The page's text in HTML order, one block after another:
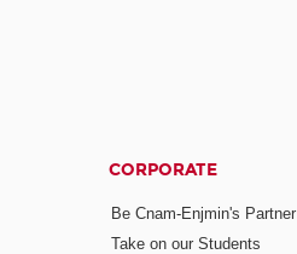
CORPORATE
Be Cnam-Enjmin's Partner
Take on our Students